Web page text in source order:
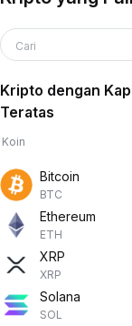
Cari
Kripto dengan
Teratas
Koin
Bitcoin
BTC
Ethereum
ETH
XRP
XRP
Solana
SOL